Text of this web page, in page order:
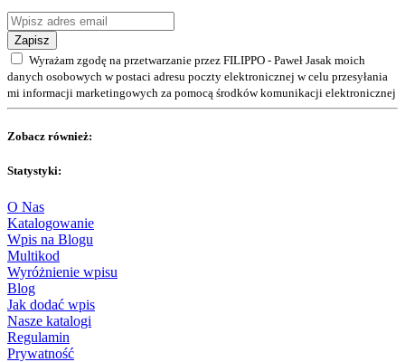
Zapisz
Wyrażam zgodę na przetwarzanie przez FILIPPO - Paweł Jasak moich
danych osobowych w postaci adresu poczty elektronicznej w celu przesyłania
mi informacji marketingowych za pomocą środków komunikacji elektronicznej
Zobacz również:
Statystyki:
O Nas
Katalogowanie
Wpis na Blogu
Multikod
Wyróżnienie wpisu
Blog
Jak dodać wpis
Nasze katalogi
Regulamin
Prywatność